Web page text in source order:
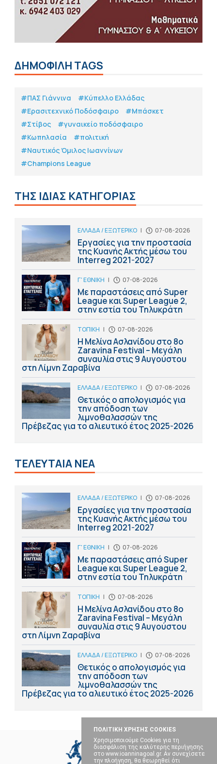
ΠΟΛΙΤΙΚΗ ΧΡΗΣΗΣ COOKIES
Χρησιμοποιούμε Cookies για τη
διασφάλιση της καλύτερης περιήγησης
στο www.ioanninagoal.gr. Αν συνεχίσετε
την πλοήγηση, θα θεωρηθεί ότι
ΔΗΜΟΦΙΛΗ TAGS
#ΠΑΣ Γιάννινα
#Κύπελλο Ελλάδας
#Eρασιτεχνικό Ποδόσφαιρο
#Μπάσκετ
#Στίβος
#γυναικείο ποδόσφαιρο
#Κωπηλασία
#πολιτική
#Ναυτικός Όμιλος Ιωαννίνων
#Champions League
ΤΗΣ ΙΔΙΑΣ ΚΑΤΗΓΟΡΙΑΣ
ΕΛΛΑΔΑ / ΕΞΩΤΕΡΙΚΟ | 07-08-2026
Εργασίες για την προστασία
της Κυανής Ακτής μέσω του
Interreg 2021-2027
Γ' ΕΘΝΙΚΗ | 07-08-2026
Με παραστάσεις από Super
League και Super League 2,
στην εστία του Τηλυκράτη
ΤΟΠΙΚΗ | 07-08-2026
Η Μελίνα Ασλανίδου στο 8ο
Zaravina Festival – Μεγάλη
συναυλία στις 9 Αυγούστου
στη Λίμνη Ζαραβίνα
ΕΛΛΑΔΑ / ΕΞΩΤΕΡΙΚΟ | 07-08-2026
Θετικός ο απολογισμός για
την απόδοση των
λιμνοθαλασσών της
Πρέβεζας για το αλιευτικό έτος 2025-2026
ΤΕΛΕΥΤΑΙΑ ΝΕΑ
ΕΛΛΑΔΑ / ΕΞΩΤΕΡΙΚΟ | 07-08-2026
Εργασίες για την προστασία
της Κυανής Ακτής μέσω του
Interreg 2021-2027
Γ' ΕΘΝΙΚΗ | 07-08-2026
Με παραστάσεις από Super
League και Super League 2,
στην εστία του Τηλυκράτη
ΤΟΠΙΚΗ | 07-08-2026
Η Μελίνα Ασλανίδου στο 8ο
Zaravina Festival – Μεγάλη
συναυλία στις 9 Αυγούστου
στη Λίμνη Ζαραβίνα
ΕΛΛΑΔΑ / ΕΞΩΤΕΡΙΚΟ | 07-08-2026
Θετικός ο απολογισμός για
την απόδοση των
λιμνοθαλασσών της
Πρέβεζας για το αλιευτικό έτος 2025-2026